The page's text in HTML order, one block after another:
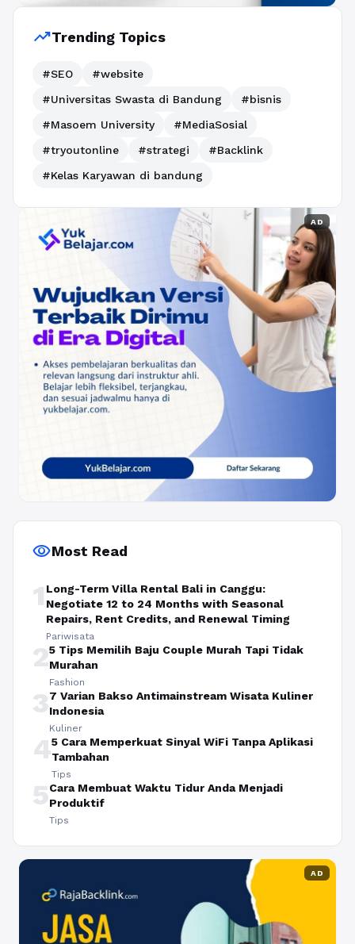
trending_upTrending Topics
#SEO
#website
#Universitas Swasta di Bandung
#bisnis
#Masoem University
#MediaSosial
#tryoutonline
#strategi
#Backlink
#Kelas Karyawan di bandung
AD
visibilityMost Read
1 Long-Term Villa Rental Bali in Canggu:
Negotiate 12 to 24 Months with Seasonal
Repairs, Rent Credits, and Renewal Timing
Pariwisata
25 Tips Memilih Baju Couple Murah Tapi Tidak
Murahan
Fashion
37 Varian Bakso Antimainstream Wisata Kuliner
Indonesia
Kuliner
45 Cara Memperkuat Sinyal WiFi Tanpa Aplikasi
Tambahan
Tips
5Cara Membuat Waktu Tidur Anda Menjadi
Produktif
Tips
AD